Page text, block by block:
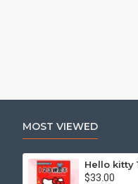
MOST VIEWED
Hello kitty
$33.00